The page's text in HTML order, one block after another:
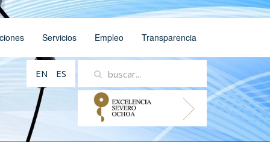
Servicios Empleo Transparencia
EN ES